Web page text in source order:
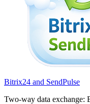
Bitrix24 and SendPulse
Two-way data